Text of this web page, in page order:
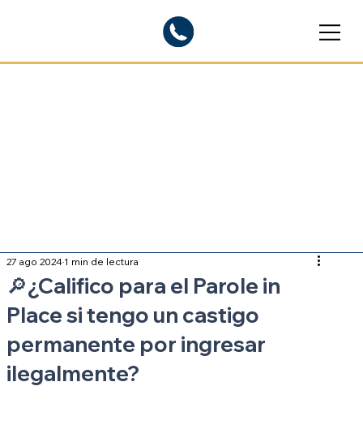
🔎¿Califico para el Parole in
Place si tengo un castigo
permanente por ingresar
ilegalmente?
27 ago 20241 min de lectura